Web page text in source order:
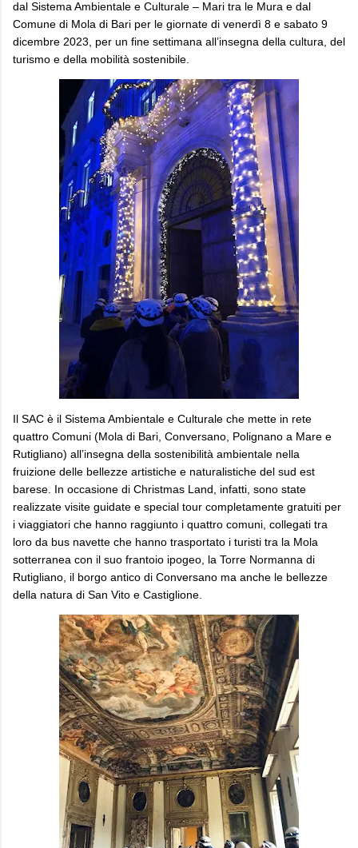
dal Sistema Ambientale e Culturale – Mari tra le Mura e dal
Comune di Mola di Bari per le giornate di venerdì 8 e sabato 9
dicembre 2023, per un fine settimana all’insegna della cultura, del
turismo e della mobilità sostenibile.
Il SAC è il Sistema Ambientale e Culturale che mette in rete
quattro Comuni (Mola di Bari, Conversano, Polignano a Mare e
Rutigliano) all’insegna della sostenibilità ambientale nella
fruizione delle bellezze artistiche e naturalistiche del sud est
barese. In occasione di Christmas Land, infatti, sono state
realizzate visite guidate e special tour completamente gratuiti per
i viaggiatori che hanno raggiunto i quattro comuni, collegati tra
loro da bus navette che hanno trasportato i turisti tra la Mola
sotterranea con il suo frantoio ipogeo, la Torre Normanna di
Rutigliano, il borgo antico di Conversano ma anche le bellezze
della natura di San Vito e Castiglione.